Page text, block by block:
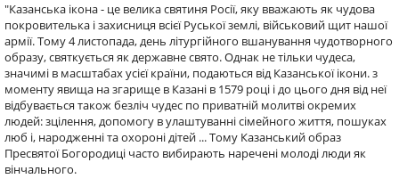
"Казанська ікона - це велика святиня Росії, яку вважають як чудова
покровителька і захисниця всієї Руської землі, військовий щит нашої
армії. Тому 4 листопада, день літургійного вшанування чудотворного
образу, святкується як державне свято. Однак не тільки чудеса,
значимі в масштабах усієї країни, подаються від Казанської ікони. з
моменту явища на згарище в Казані в 1579 році і до цього дня від неї
відбувається також безліч чудес по приватній молитві окремих
людей: зцілення, допомогу в улаштуванні сімейного життя, пошуках
люб і, народженні та охороні дітей ... Тому Казанський образ
Пресвятої Богородиці часто вибирають наречені молоді люди як
вінчального.